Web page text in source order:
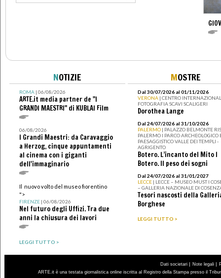
NOTIZIE
ROMA| 06/08/2026
ARTE.it media partner de "I
GRANDI MAESTRI" di KUBLAI Film
06/08/2026
I Grandi Maestri: da Caravaggio
a Herzog, cinque appuntamenti
al cinema con i giganti
dell'immaginario
Il nuovo volto del museo fiorentino
">
FIRENZE| 06/08/2026
Nel futuro degli Uffizi. Tra due
anni la chiusura dei lavori
LEGGI TUTTO >
MOSTRE
Dal 30/07/2026 al 01/11/2026
VERONA | CENTRO
FOTOGRAFIA SCAVI SCALIGERI
Dorothea Lange
Dal 24/07/2026 al 31/10/2026
PALERMO | PALAZZO BELMONTE
PALERMO I PARCO ARCHEOLOGICO
PAESAGGISTICO VALLE DEI TEMPLI -
AGRIGENTO
Botero. L’incanto del Mito I
Botero. Il peso dei sogni
Dal 24/07/2026 al 31/01/2027
LECCE | LECCE – MUSEO MUST I
– GALLERIA NAZIONALE DI
Tesori nascosti della
Borghese
LEGGI TUTTO >
Dati societari | Note legali |
ARTE.it è una testata giornalistica online iscritta al Registro della Stampa presso il